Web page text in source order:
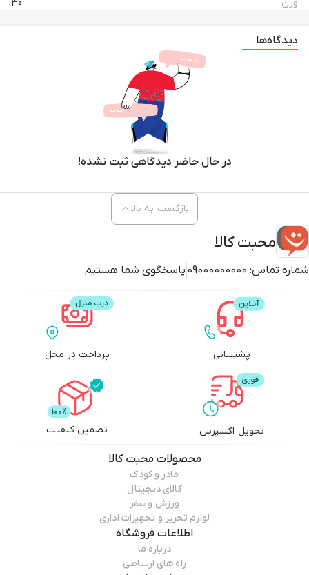
وزن
30
دیدگاه‌ها
در حال حاضر دیدگاهی ثبت نشده!
محبت کالا
شماره تماس: 09000000000 پاسخگوی شما هستیم
بازگشت به بالا
پشتیبانی پرداخت در محل
تحویل اکسپرس تضمین کیفیت
محصولاتمحبت کالا
مادر و کودک
کالای دیجیتال
ورزش و سفر
لوازم تحریر و تجهیزات اداری
اطلاعات فروشگاه
درباره ما
راه های ارتباطی